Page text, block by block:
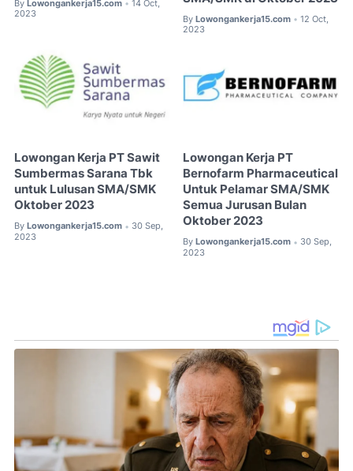
By Lowongankerja15.com • 14 Oct,
2023
By Lowongankerja15.com • 12 Oct,
2023
Lowongan Kerja PT Sawit
Sumbermas Sarana Tbk
untuk Lulusan SMA/SMK
Oktober 2023
By Lowongankerja15.com • 30 Sep,
2023
Lowongan Kerja PT
Bernofarm Pharmaceutical
Untuk Pelamar SMA/SMK
Semua Jurusan Bulan
Oktober 2023
By Lowongankerja15.com • 30 Sep,
2023